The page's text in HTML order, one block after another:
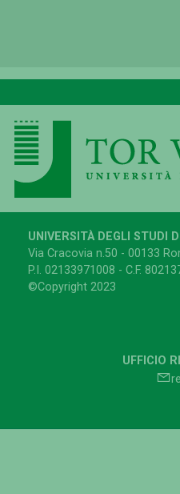
UNIVERSITÀ DEGLI STUDI
Via Cracovia n.50 - 00133
P.I. 02133971008 - C.F.
©Copyright 2023
UFFICIO